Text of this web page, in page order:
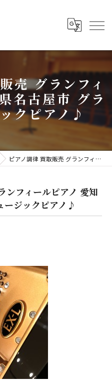
売 グランフィ
名古屋市 グラ
クピアノ♪
ピアノ調律 買取販売 グランフィールピアノ 愛知県名古屋市 グランドミュージックピアノ♪
ンフィールピアノ 愛知
ージックピアノ♪